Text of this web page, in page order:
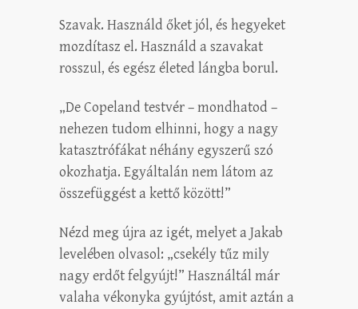
Szavak. Használd őket jól, és hegyeket
mozdítasz el. Használd a szavakat
rosszul, és egész életed lángba borul.
„De Copeland testvér – mondhatod –
nehezen tudom elhinni, hogy a nagy
katasztrófákat néhány egyszerű szó
okozhatja. Egyáltalán nem látom az
összefüggést a kettő között!”
Nézd meg újra az igét, melyet a Jakab
levelében olvasol: „csekély tűz mily
nagy erdőt felgyújt!” Használtál már
valaha vékonyka gyújtóst, amit aztán a